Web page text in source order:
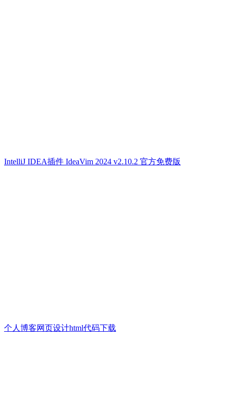
IntelliJ IDEA插件 IdeaVim 2024 v2.10.2 官方免费版
个人博客网页设计html代码下载